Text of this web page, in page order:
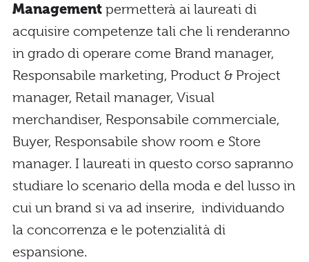
Management permetterà ai laureati di
acquisire competenze tali che li renderanno
in grado di operare come Brand manager,
Responsabile marketing, Product & Project
manager, Retail manager, Visual
merchandiser, Responsabile commerciale,
Buyer, Responsabile show room e Store
manager. I laureati in questo corso sapranno
studiare lo scenario della moda e del lusso in
cui un brand si va ad inserire, individuando
la concorrenza e le potenzialità di
espansione.